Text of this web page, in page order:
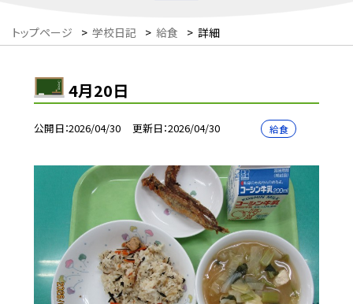
トップページ > 学校日記 > 給食 > 詳細
4月20日
公開日 2026/04/30 更新日 2026/04/30 給食